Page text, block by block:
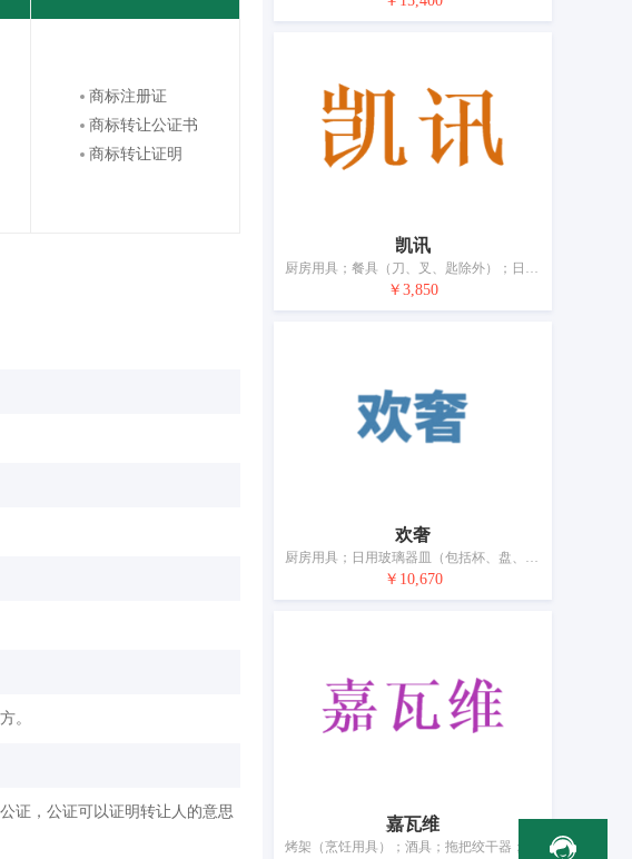
商标注册证
商标转让公证书
商标转让证明
。
证，公证可以证明转让人的意思
凯讯
厨房用具；餐具（刀、叉、匙除外）；日用玻璃器皿（包括杯、盘、壶、缸）；瓷器；茶具（餐具）；纸巾盒；刷子；牙刷；化妆用具；手动清洁器具
￥3,850
欢奢
厨房用具；日用玻璃器皿（包括杯、盘、壶、缸）；水晶工艺品；洗衣用晾衣架；刷子；电动牙刷；化妆用具；手动清洁器具；室内植物培养箱；捕虫器
￥10,670
嘉瓦维